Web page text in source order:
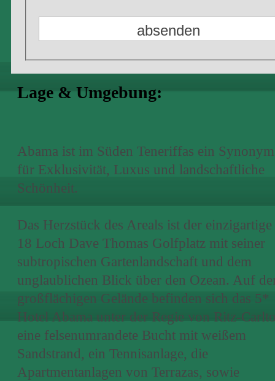
Lage & Umgebung:
Abama ist im Süden Teneriffas ein Synonym
für Exklusivität, Luxus und landschaftliche
Schönheit.
Das Herzstück des Areals ist der einzigartige
18 Loch Dave Thomas Golfplatz mit seiner
subtropischen Gartenlandschaft und dem
unglaublichen Blick über den Ozean. Auf
großflächigen Gelände befinden sich das 5*
Hotel Abama unter der Regie von Ritz-
eine felsenumrandete Bucht mit weißem
Sandstrand, ein Tennisanlage, die
Apartmentanlagen von Terrazas, sowie